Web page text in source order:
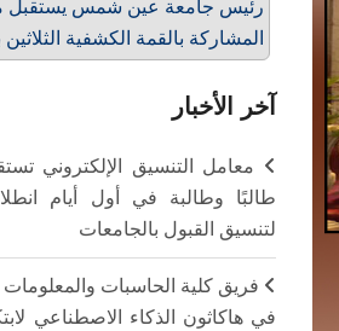
رئيس جامعة عين شمس يستقبل
المشاركة بالقمة الكشفية
آخر الأخبار
طالبًا وطالبة في أول أيام
لتنسيق القبول بالجامعات
فريق كلية الحاسبات
في هاكاثون الذكاء الاصطناعي